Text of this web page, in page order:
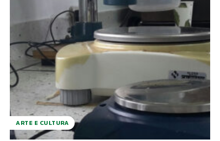
ARTE E CULTURA